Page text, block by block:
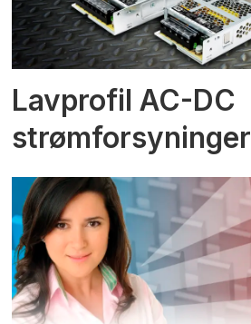
Lavprofil AC-DC
strømforsyninger